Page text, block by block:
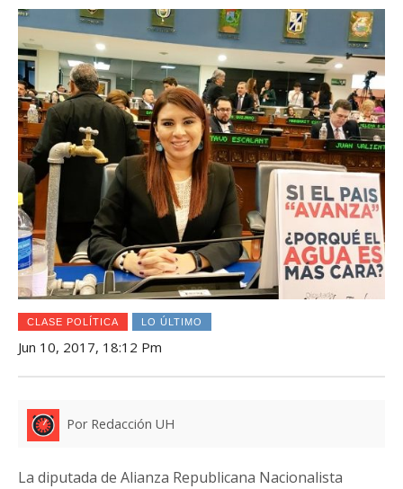
CLASE POLÍTICA LO ÚLTIMO
Jun 10, 2017, 18:12 Pm
Por Redacción UH
La diputada de Alianza Republicana Nacionalista